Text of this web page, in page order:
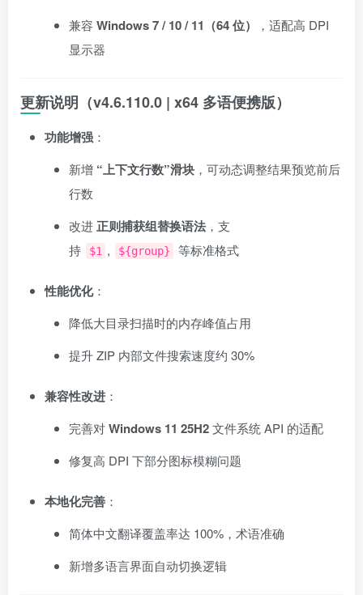
兼容 Windows 7 / 10 / 11（64 位）
，适配高 DPI
显示器
更新说明（v4.6.110.0 | x64 多语便携版）
功能增强 ：
新增 “上下文行数”滑块 ，可动态调整结果预览前后
行数
改进正则捕获组替换语法 ，支
持
$1 , ${group} 等标准格式
性能优化：
降低大目录扫描时的内存峰值占用
提升 ZIP 内部文件搜索速度约 30%
兼容性改进 ：
完善对Windows 11 25H2文件系统 API 的适配
修复高 DPI 下部分图标模糊问题
本地化完善 ：
简体中文翻译覆盖率达 100%，术语准确
新增多语言界面自动切换逻辑